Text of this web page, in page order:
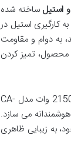
استیل ساخته شده
کارگیری استیل در
به دوام و مقاومت
محصول، تمیز کردن
یکی از شاخصه های مهم در لوازم خانگی امروزی، رابط کاربری آن هاست. سرخ کن دیجیتال سوپر کاسا 2150 وات مدل CA-
می سازد.
به زیبایی ظاهری